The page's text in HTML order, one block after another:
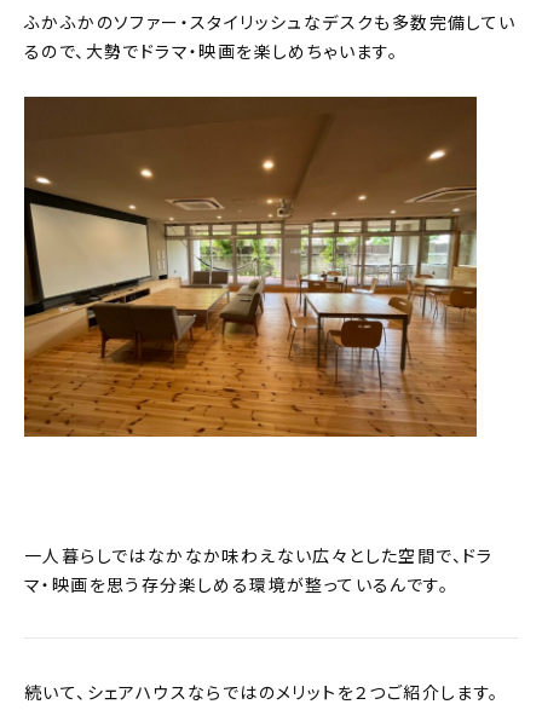
ふかふかのソファー・スタイリッシュなデスクも多数完備してい
るので、大勢でドラマ・映画を楽しめちゃいます。
一人暮らしではなかなか味わえない広々とした空間で、ドラ
マ・映画を思う存分楽しめる環境が整っているんです。
続いて、シェアハウスならではのメリットを２つご紹介します。